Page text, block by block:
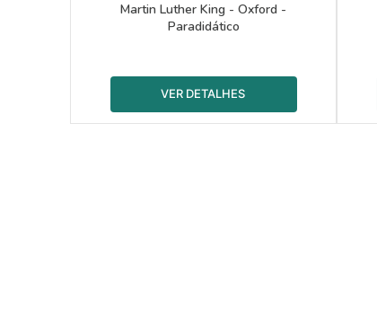
Martin Luther King - Oxford -
Paradidático